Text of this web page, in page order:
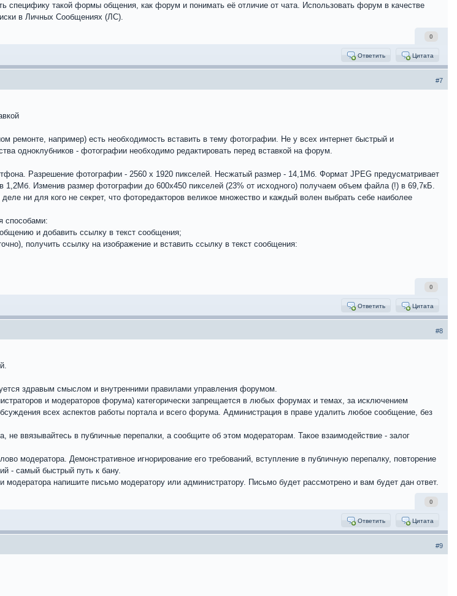
специфику такой формы общения, как форум и понимать её отличие от чата. Использовать форум в качестве
в Личных Сообщениях (ЛС).
0
Цитата
Ответить
#7
ремонте, например) есть необходимость вставить в тему фотографии. Не у всех интернет быстрый и
одноклубников - фотографии необходимо редактировать перед вставкой на форум.
Разрешение фотографии - 2560 x 1920 пикселей. Несжатый размер - 14,1Мб. Формат JPEG предусматривает
1,2Мб. Изменив размер фотографии до 600х450 пикселей (23% от исходного) получаем объем файла (!) в 69,7кБ.
ни для кого не секрет, что фоторедакторов великое множество и каждый волен выбрать себе наиболее
способами:
и добавить ссылку в текст сообщения;
получить ссылку на изображение и вставить ссылку в текст сообщения:
0
Цитата
Ответить
#8
здравым смыслом и внутренними правилами управления форумом.
и модераторов форума) категорически запрещается в любых форумах и темах, за исключением
всех аспектов работы портала и всего форума. Администрация в праве удалить любое сообщение, без
ввязывайтесь в публичные перепалки, а сообщите об этом модераторам. Такое взаимодействие - залог
модератора. Демонстративное игнорирование его требований, вступление в публичную перепалку, повторение
- самый быстрый путь к бану.
напишите письмо модератору или администратору. Письмо будет рассмотрено и вам будет дан ответ.
0
Цитата
Ответить
#9